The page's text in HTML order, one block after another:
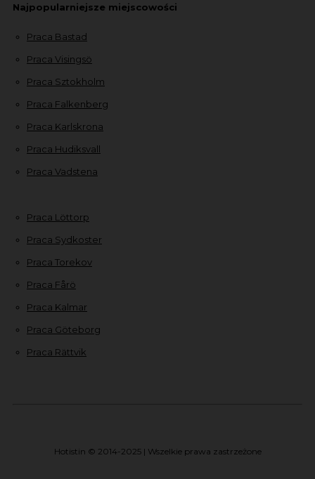
Najpopularniejsze miejscowości
Praca Bastad
Praca Visingsö
Praca Sztokholm
Praca Falkenberg
Praca Karlskrona
Praca Hudiksvall
Praca Vadstena
Praca Löttorp
Praca Sydkoster
Praca Torekov
Praca Fårö
Praca Kalmar
Praca Göteborg
Praca Rättvik
Hotistin © 2014-2025 | Wszelkie prawa zastrzeżone